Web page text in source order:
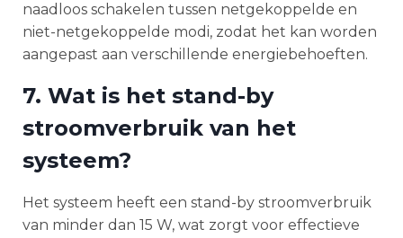
naadloos schakelen tussen netgekoppelde en
niet-netgekoppelde modi, zodat het kan worden
aangepast aan verschillende energiebehoeften.
7. Wat is het stand-by
stroomverbruik van het
systeem?
Het systeem heeft een stand-by stroomverbruik
van minder dan 15 W, wat zorgt voor effectieve